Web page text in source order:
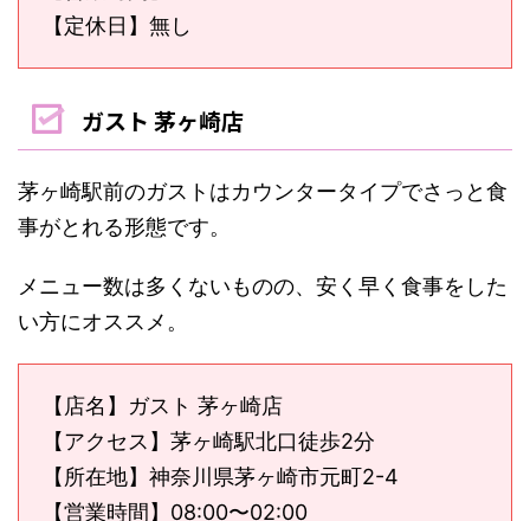
【定休日】無し
ガスト 茅ヶ崎店
茅ヶ崎駅前のガストはカウンタータイプでさっと食
事がとれる形態です。
メニュー数は多くないものの、安く早く食事をした
い方にオススメ。
【店名】ガスト 茅ヶ崎店
【アクセス】茅ヶ崎駅北口徒歩2分
【所在地】神奈川県茅ヶ崎市元町2-4
【営業時間】08:00〜02:00